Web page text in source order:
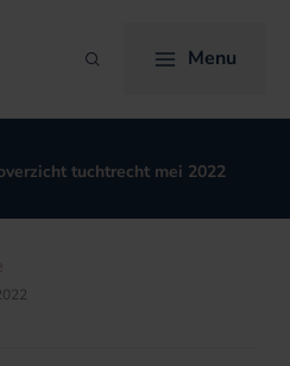
Zoeken Menu
tuchtrecht mei 2022